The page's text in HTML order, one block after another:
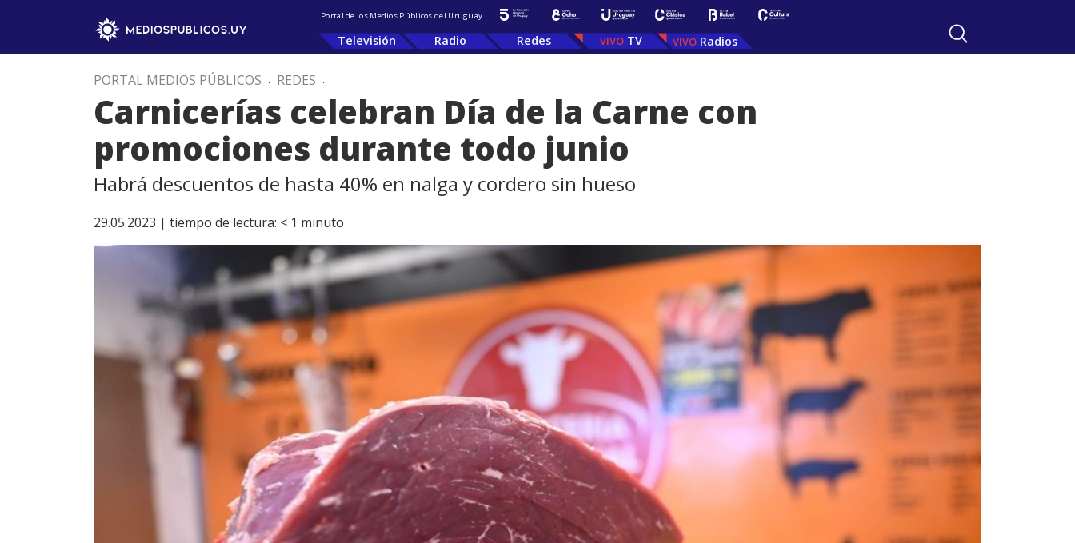
Portal de los Medios Públicos del Uruguay
Televisión Radio Redes TV Radios
PORTAL MEDIOS PÚBLICOS . REDES .
Carnicerías celebran Día de la Carne con
promociones durante todo junio
Habrá descuentos de hasta 40% en nalga y cordero sin hueso
29.05.2023 | tiempo de lectura: < 1 minuto